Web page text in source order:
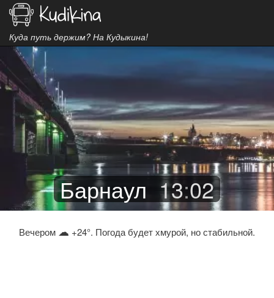
Куда путь держим? На Кудыкина!
Барнаул 13:02
Вечером ☁ +24°. Погода будет хмурой, но стабильной.